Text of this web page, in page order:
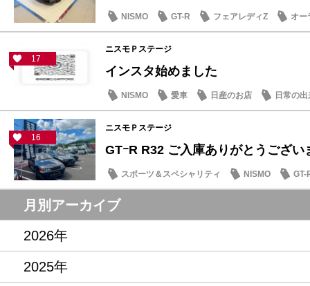
NISMO GT-R フェアレディZ オー
17
ニスモＰステージ
インスタ始めました
NISMO 愛車 日産のお店 日常の
16
ニスモＰステージ
GTｰR R32 ご入庫ありがとうござい
スポーツ＆スペシャリティ NISMO GT-
月別アーカイブ
2026年
2025年